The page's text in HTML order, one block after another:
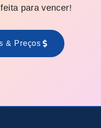
para vencer!
& Preços